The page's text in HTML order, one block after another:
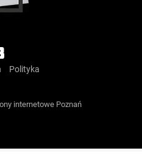
Polityka
internetowe Poznań